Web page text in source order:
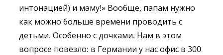
интонацией) и маму!» Вообще, папам нужно
как можно больше времени проводить с
детьми. Особенно с дочками. Нам в этом
вопросе повезло: в Германии у нас офис в 300